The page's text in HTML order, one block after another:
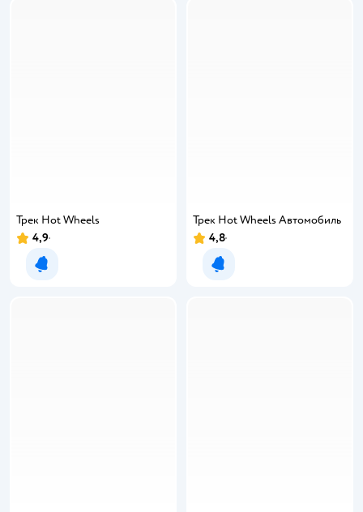
Трек Hot Wheels
4,9
Уведомить о появлении
Трек Hot Wheels Автомобиль
4,8
Уведомить о появлении